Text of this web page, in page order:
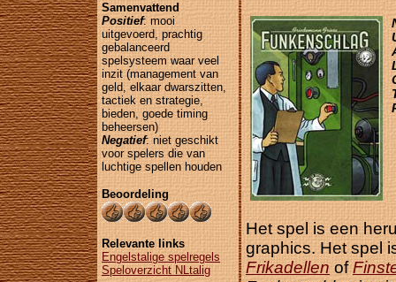
Samenvattend
Positief: mooi
uitgevoerd, prachtig
gebalanceerd
spelsysteem waar veel
inzit (management van
geld, elkaar dwarszitten,
tactiek en strategie,
bieden, goede timing
beheersen)
Negatief: niet geschikt
voor spelers die van
luchtige spellen houden
Beoordeling
Relevante links
Engelstalige spelregels
Speloverzicht NLtalig
Het spel is een
graphics. Het spel
Frikadellen of